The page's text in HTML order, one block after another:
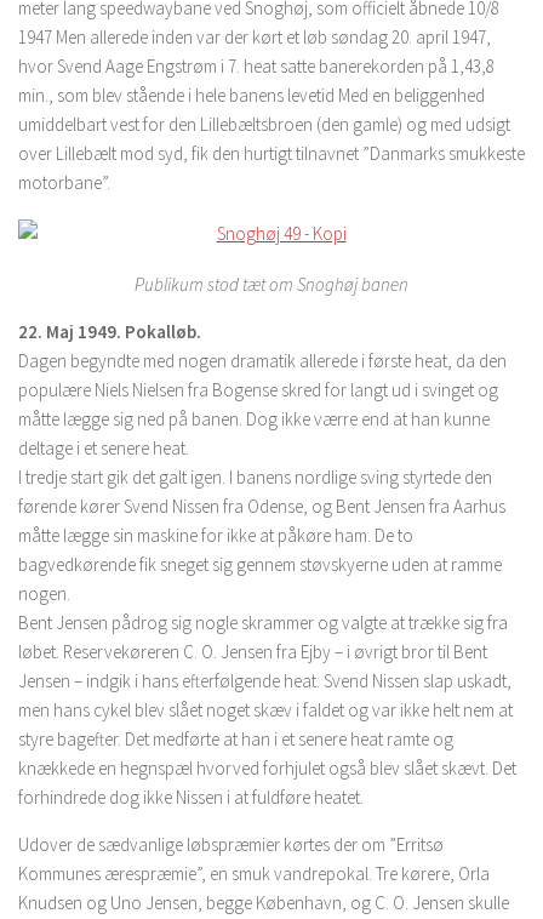
meter lang speedwaybane ved Snoghøj, som officielt åbnede 10/8
1947 Men allerede inden var der kørt et løb søndag 20. april 1947,
hvor Svend Aage Engstrøm i 7. heat satte banerekorden på 1,43,8
min., som blev stående i hele banens levetid Med en beliggenhed
umiddelbart vest for den Lillebæltsbroen (den gamle) og med udsigt
over Lillebælt mod syd, fik den hurtigt tilnavnet ”Danmarks smukkeste
motorbane”.
Publikum stod tæt om Snoghøj banen
22. Maj 1949. Pokalløb.
Dagen begyndte med nogen dramatik allerede i første heat, da den
populære Niels Nielsen fra Bogense skred for langt ud i svinget og
måtte lægge sig ned på banen. Dog ikke værre end at han kunne
deltage i et senere heat.
I tredje start gik det galt igen. I banens nordlige sving styrtede den
førende kører Svend Nissen fra Odense, og Bent Jensen fra Aarhus
måtte lægge sin maskine for ikke at påkøre ham. De to
bagvedkørende fik sneget sig gennem støvskyerne uden at ramme
nogen.
Bent Jensen pådrog sig nogle skrammer og valgte at trække sig fra
løbet. Reservekøreren C. O. Jensen fra Ejby – i øvrigt bror til Bent
Jensen – indgik i hans efterfølgende heat. Svend Nissen slap uskadt,
men hans cykel blev slået noget skæv i faldet og var ikke helt nem at
styre bagefter. Det medførte at han i et senere heat ramte og
knækkede en hegnspæl hvorved forhjulet også blev slået skævt. Det
forhindrede dog ikke Nissen i at fuldføre heatet.
Udover de sædvanlige løbspræmier kørtes der om ”Erritsø
Kommunes ærespræmie”, en smuk vandrepokal. Tre kørere, Orla
Knudsen og Uno Jensen, begge København, og C. O. Jensen skulle